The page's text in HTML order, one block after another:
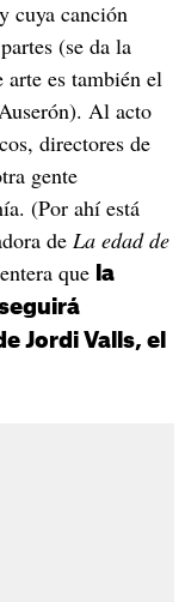
cuya canción
(se da la
es también el
Al acto
directores de
gente
(Por ahí está
de La edad de
que la
Jordi Valls, el